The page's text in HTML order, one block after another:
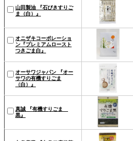
山田製油 『石びきすりご
ま（白）』
オニザキコーポレーショ
ン『プレミアムロースト
つきごま白』
オーサワジャパン 『オー
サワの有機すりごま
（白）』
真誠 『有機すりごま
黒』